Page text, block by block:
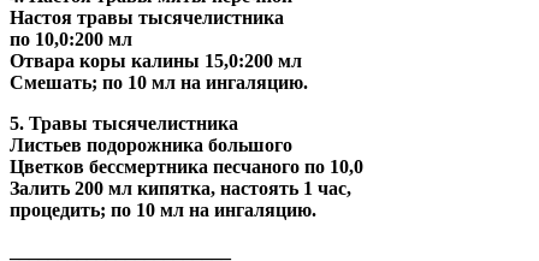
Настоя травы тысячелистника
по 10,0:200 мл
Отвара коры калины 15,0:200 мл
Смешать; по 10 мл на ингаляцию.
5. Травы тысячелистника
Листьев подорожника большого
Цветков бессмертника песчаного по 10,0
Залить 200 мл кипятка, настоять 1 час,
процедить; по 10 мл на ингаляцию.